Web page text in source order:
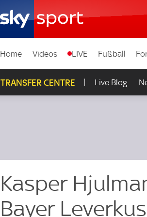
Home Videos LIVE Fußball
TRANSFER CENTRE Live Blog
Kasper
Bayer